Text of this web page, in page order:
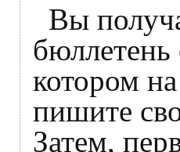
Вы
бюллетень
котором
пишите
Затем,